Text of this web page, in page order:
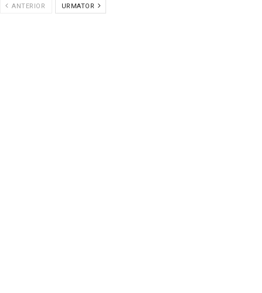
ANTERIOR URMATOR